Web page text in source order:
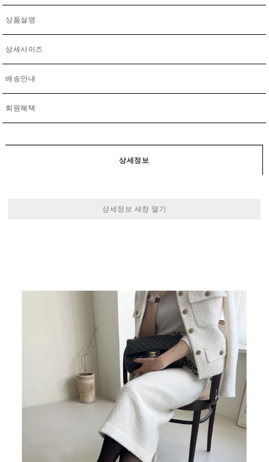
상품설명
상세사이즈
배송안내
회원혜택
상세정보
상세정보 새창 열기